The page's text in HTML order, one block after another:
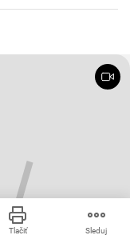
Tlačiť Sleduj